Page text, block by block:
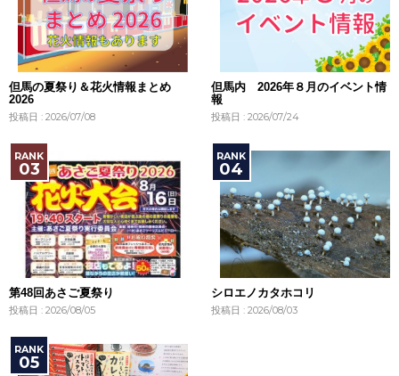
但馬の夏祭り＆花火情報まとめ
2026
投稿日 : 2026/07/08
但馬内 2026年８月のイベント情
報
投稿日 : 2026/07/24
第48回あさご夏祭り
投稿日 : 2026/08/05
シロエノカタホコリ
投稿日 : 2026/08/03